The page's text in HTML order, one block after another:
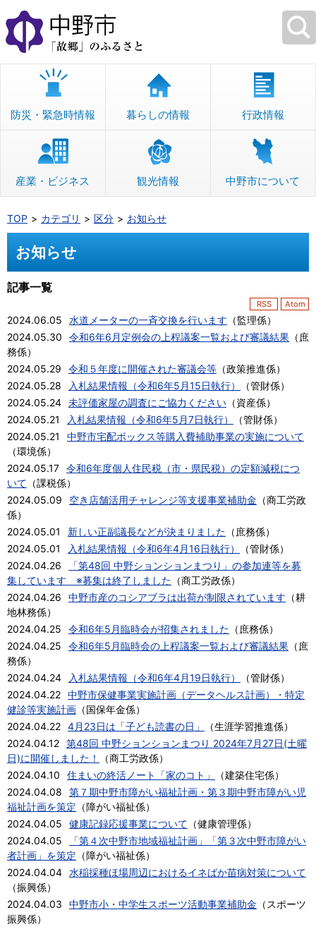
本
文
へ
移
防災・緊急時情報 暮らしの情報 行政情報
産業・ビジネス 観光情報 中野市について
TOP カテゴリ 区分 お知らせ
お知らせ
記事一覧
RSS Atom
2024.06.05 水道メーターの一斉交換を行います （監理係）
2024.05.30
令和6年6月定例会の上程議案一覧および審議結果 （ 庶
務係）
2024.05.29
令和５年度に開催された審議会等 （政策推進係）
2024.05.28
入札結果情報（令和6年5月15日執行） （管財係）
2024.05.24 未評価家屋の調査にご協力ください （資産係）
2024.05.21
入札結果情報（令和6年5月7日執行） （管財係）
2024.05.21
中野市宅配ボックス等購入費補助事業の実施について
（環境係）
2024.05.17 令和6年度個人住民税（市・県民税）の定額減税につ
いて （課税係）
2024.05.09
空き店舗活用チャレンジ等支援事業補助金 （商工労政
係）
2024.05.01
新しい正副議長などが決まりました （ 庶務係）
2024.05.01
入札結果情報（令和6年4月16日執行） （管財係）
2024.04.26
「第48回 中野ションションまつり」の参加連等を募
集しています ※募集は終了しました （商工労政係）
2024.04.26
中野市産のコシアブラは出荷が制限されています （耕
地林務係）
2024.04.25
令和6年5月臨時会が招集されました （ 庶務係）
2024.04.25
令和6年5月臨時会の上程議案一覧および審議結果 （ 庶
務係）
2024.04.24
入札結果情報（令和6年4月19日執行） （管財係）
2024.04.22 中野市保健事業実施計画（データヘルス計画）・特定
健診等実施計画 （国保年金係）
2024.04.22 4月23日は「子ども読書の日」 （生涯学習推進係）
2024.04.12 第48回 中野ションションまつり 2024年7月27日(土曜
日)に開催しました！
（商工労政係）
2024.04.10
住まいの終活ノート「家のコト」 （建築住宅係）
2024.04.08
第７期中野市障がい福祉計画・第３期中野市障がい児
福祉計画を策定 （障がい福祉係）
2024.04.05
健康記録応援事業について （健康管理係）
2024.04.05
「第４次中野市地域福祉計画」「第３次中野市障がい
者計画」を策定 （障がい福祉係）
2024.04.04 水稲採種ほ場周辺におけるイネばか苗病対策について
（振興係）
2024.04.03
中野市小・中学生スポーツ活動事業補助金 （ スポーツ
振興係）